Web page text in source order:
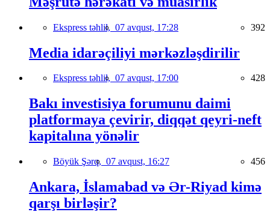
Ekspress təhlil, 07 avqust, 17:28 392
Media idarəçiliyi mərkəzləşdirilir
Ekspress təhlil, 07 avqust, 17:00 428
Bakı investisiya forumunu daimi
platformaya çevirir, diqqət qeyri-neft
kapitalına yönəlir
Böyük Şərq, 07 avqust, 16:27 456
Ankara, İslamabad və Ər-Riyad kimə
qarşı birləşir?